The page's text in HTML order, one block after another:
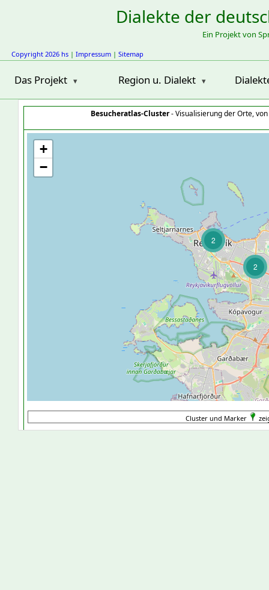
Dialekte der
Ein Projekt von
Copyright 2026 hs | Impressum | Sitemap
Das Projekt Region u. Dialekt
Besucheratlas-Cluster- Visualisierung der Orte,
2
2
+
−
Cluster und Marker